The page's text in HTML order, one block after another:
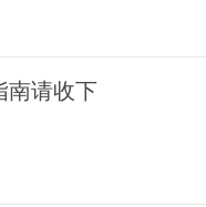
南请收下